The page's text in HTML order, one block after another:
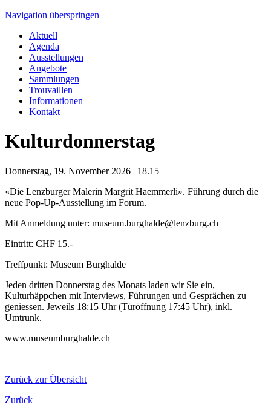
Navigation überspringen
Aktuell
Agenda
Ausstellungen
Angebote
Sammlungen
Trouvaillen
Informationen
Kontakt
Kulturdonnerstag
Donnerstag, 19. November 2026 | 18.15
«Die Lenzburger Malerin Margrit Haemmerli». Führung durch die
neue Pop-Up-Ausstellung im Forum.
Mit Anmeldung unter: museum.burghalde@lenzburg.ch
Eintritt: CHF 15.-
Treffpunkt: Museum Burghalde
Jeden dritten Donnerstag des Monats laden wir Sie ein,
Kulturhäppchen mit Interviews, Führungen und Gesprächen zu
geniessen. Jeweils 18:15 Uhr (Türöffnung 17:45 Uhr), inkl.
Umtrunk.
www.museumburghalde.ch
Zurück zur Übersicht
Zurück